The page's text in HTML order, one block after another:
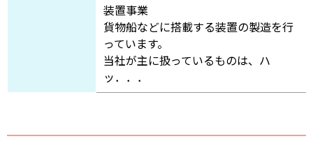
装置事業
貨物船などに搭載する装置の製造を行
っています。
当社が主に扱っているものは、ハ
ッ．．．